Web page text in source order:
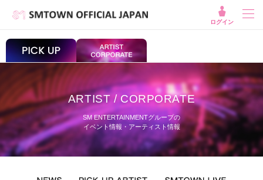
ログイン
ARTIST / CORPORATE
SM ENTERTAINMENTグループの
イベント情報・アーティスト情報